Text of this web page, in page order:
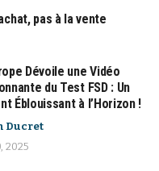
pas à la vente
Dévoile une Vidéo
du Test FSD : Un
Éblouissant à l’Horizon !
Ducret
2025